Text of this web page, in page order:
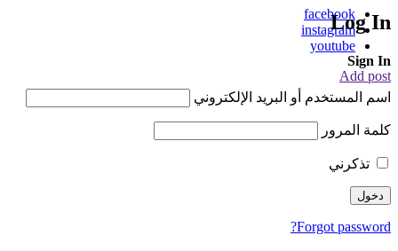
facebook
instagram
youtube
Add post
Log In
Sign In
اسم المستخدم أو البريد الإلكتروني
كلمة المرور
تذكرني
Forgot password?